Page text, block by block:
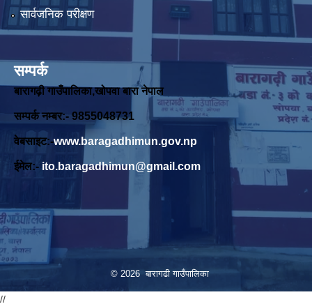
सार्वजनिक परीक्षण
सम्पर्क
बारागढ़ी गाउँपालिका,खोपवा बारा नेपाल
सम्पर्क नम्बर:- 9855048731
वेबसाइट:-www.baragadhimun.gov.np
ईमेल:- ito.baragadhimun@gmail.com
© 2026 बारागढी गाउँपालिका
//